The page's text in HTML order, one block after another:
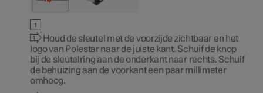
Houd de sleutel met de voorzijde zichtbaar en het
logo van Polestar naar de juiste kant. Schuif de knop
bij de sleutelring aan de onderkant naar rechts. Schuif
de behuizing aan de voorkant een paar millimeter
omhoog.